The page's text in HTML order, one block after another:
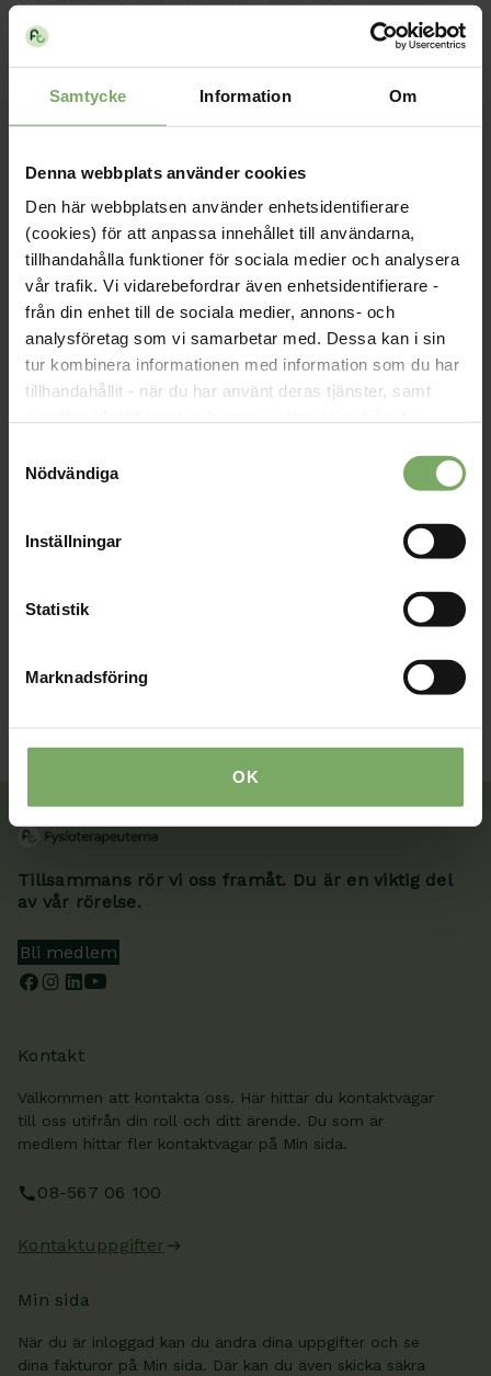
Samtycke Information Om
Denna webbplats använder cookies
Den här webbplatsen använder enhetsidentifierare
(cookies) för att anpassa innehållet till användarna,
tillhandahålla funktioner för sociala medier och analysera
vår trafik. Vi vidarebefordrar även enhetsidentifierare -
från din enhet till de sociala medier, annons- och
analysföretag som vi samarbetar med. Dessa kan i sin
tur kombinera informationen med information som du har
tillhandahållit - när du har använt deras tjänster, samt
området. Du godkänner våra cookies vid fortsatt
Nödvändiga
Inställningar
Statistik
Marknadsföring
OK
krävs att medarbetarna pratar om hur de gör, varför och när,
Prata gärna med dina kollegor, fackliga företrädare och
chefer om hur ni kan få ett ännu mer effektivt arbete kring
för inrapportering, erfarenhetsutbyte, reflektion och
arbetsmiljö.
Områden där avvikelsehantering kan användas
i större utsträckning
eller behandling.
Brister i arbetsrutiner, i vårdens organisation eller i
samarbete mellan olika vårdenheter, organisationer
Bristande eller otillräckliga resurser (till exempel
Tillsammans rör vi oss framåt. Du är en viktig del
av vår rörelse.
Bli medlem
Kontakt
Välkommen att kontakta oss. Här hittar du kontaktvägar
till oss utifrån din roll och ditt ärende. Du som är
medlem hittar fler kontaktvägar på Min sida.
08-567 06 100
Kontaktuppgifter
Min sida
När du är inloggad kan du ändra dina uppgifter och se
dina fakturor på Min sida. Där kan du även skicka säkra